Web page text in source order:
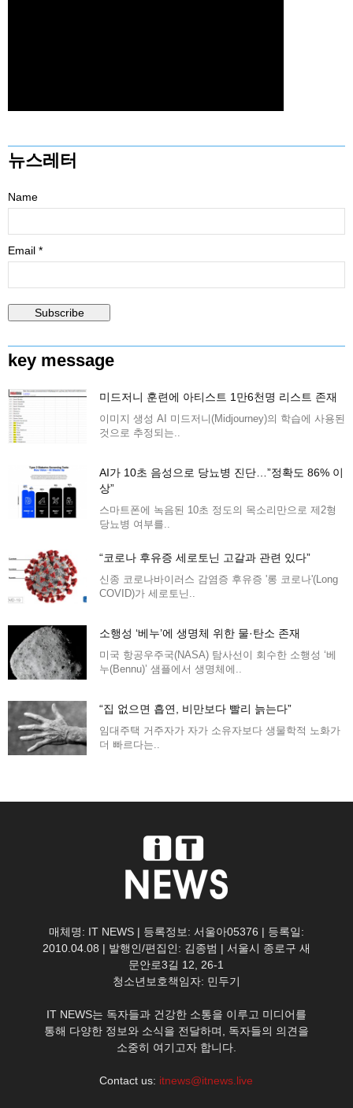
뉴스레터
Name
Email *
key message
미드저니 훈련에 아티스트 1만6천명 리스트 존재
이미지 생성 AI 미드저니(Midjourney)의 학습에 사용된
것으로 추정되는..
AI가 10초 음성으로 당뇨병 진단…”정확도 86% 이
상”
스마트폰에 녹음된 10초 정도의 목소리만으로 제2형
당뇨병 여부를..
“코로나 후유증 세로토닌 고갈과 관련 있다”
신종 코로나바이러스 감염증 후유증 '롱 코로나'(Long
COVID)가 세로토닌..
소행성 ‘베누’에 생명체 위한 물·탄소 존재
미국 항공우주국(NASA) 탐사선이 회수한 소행성 ‘베
누(Bennu)’ 샘플에서 생명체에..
“집 없으면 흡연, 비만보다 빨리 늙는다”
임대주택 거주자가 자가 소유자보다 생물학적 노화가
더 빠르다는..
매체명: IT NEWS | 등록정보: 서울아05376 | 등록일:
2010.04.08 | 발행인/편집인: 김종범 | 서울시 종로구 새
문안로3길 12, 26-1
청소년보호책임자: 민두기
IT NEWS는 독자들과 건강한 소통을 이루고 미디어를
통해 다양한 정보와 소식을 전달하며, 독자들의 의견을
소중히 여기고자 합니다.
Contact us: itnews@itnews.live